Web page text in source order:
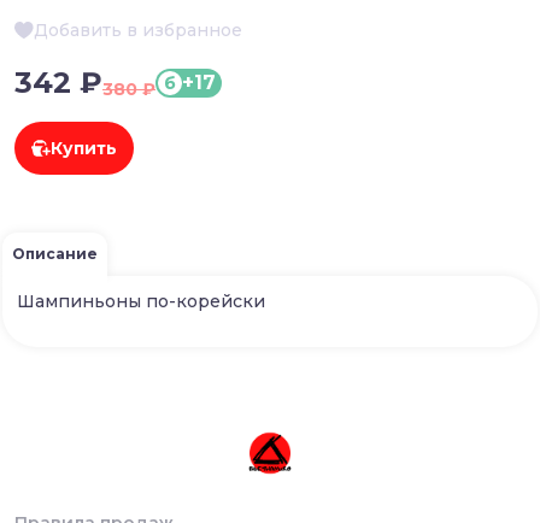
Добавить в избранное
342 ₽380 ₽ б +17
Купить
Описание
Шампиньоны по-корейски